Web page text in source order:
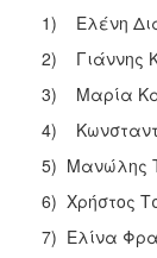
1) Ελένη
2) Γιάννης
3) Μαρία
4)
5) Μανώλης
6) Χρήστος
7) Ελίνα